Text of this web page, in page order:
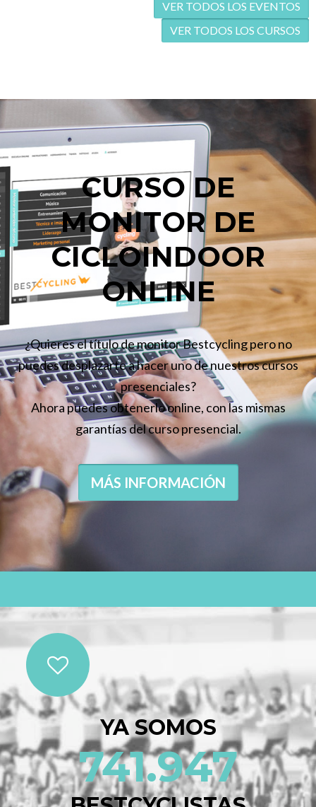
VER TODOS LOS EVENTOS
VER TODOS LOS CURSOS
CURSO DE
MONITOR DE
CICLOINDOOR
ONLINE
¿Quieres el título de monitor Bestcycling pero no
puedes desplazarte a hacer uno de nuestros cursos
presenciales?
Ahora puedes obtenerlo online, con las mismas
garantías del curso presencial.
MÁS INFORMACIÓN
YA SOMOS
741.947